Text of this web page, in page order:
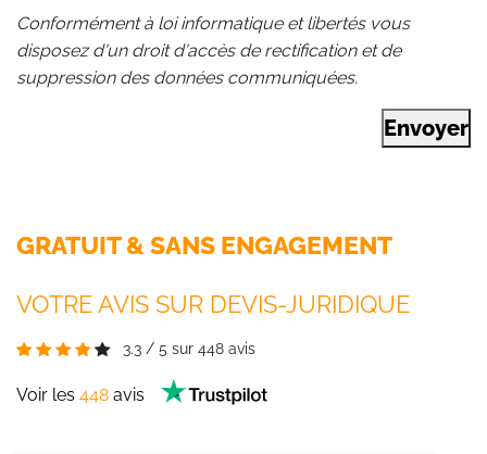
Conformément à loi informatique et libertés vous
disposez d'un droit d'accès de rectification et de
suppression des données communiquées.
Envoyer
GRATUIT & SANS ENGAGEMENT
VOTRE AVIS SUR DEVIS-JURIDIQUE
3.3 / 5 sur 448 avis
Voir les 448 avis